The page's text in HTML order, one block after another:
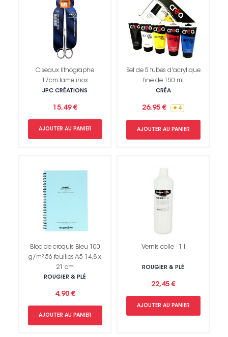
Ciseaux lithographe
17cm lame inox
JPC CRÉATIONS
15,49 €
AJOUTER AU PANIER
Set de 5 tubes d'acrylique
fine de 150 ml
CRÉA
26,95 € 4
AJOUTER AU PANIER
Bloc de croquis Bleu 100
g/m² 56 feuilles A5 14,8 x
21 cm
ROUGIER & PLÉ
4,90 €
AJOUTER AU PANIER
Vernis colle - 1 l
ROUGIER & PLÉ
22,45 €
AJOUTER AU PANIER